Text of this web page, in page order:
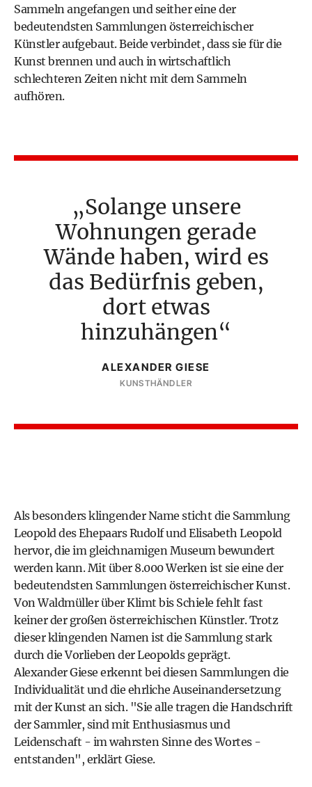
Sammeln angefangen und seither eine der
bedeutendsten Sammlungen österreichischer
Künstler aufgebaut. Beide verbindet, dass sie für die
Kunst brennen und auch in wirtschaftlich
schlechteren Zeiten nicht mit dem Sammeln
aufhören.
Solange unsere
Wohnungen gerade
Wände haben, wird es
das Bedürfnis geben,
dort etwas
hinzuhängen
ALEXANDER GIESE
KUNSTHÄNDLER
Als besonders klingender Name sticht die Sammlung
Leopold des Ehepaars Rudolf und Elisabeth Leopold
hervor, die im gleichnamigen Museum bewundert
werden kann. Mit über 8.000 Werken ist sie eine der
bedeutendsten Sammlungen österreichischer Kunst.
Von Waldmüller über Klimt bis Schiele fehlt fast
keiner der großen österreichischen Künstler. Trotz
dieser klingenden Namen ist die Sammlung stark
durch die Vorlieben der Leopolds geprägt.
Alexander Giese erkennt bei diesen Sammlungen die
Individualität und die ehrliche Auseinandersetzung
mit der Kunst an sich. "Sie alle tragen die Handschrift
der Sammler, sind mit Enthusiasmus und
Leidenschaft - im wahrsten Sinne des Wortes -
entstanden", erklärt Giese.